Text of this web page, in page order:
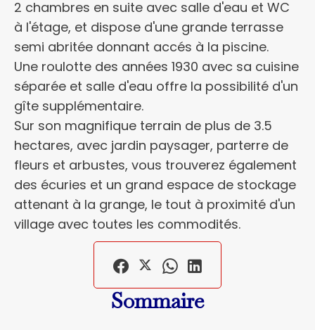
2 chambres en suite avec salle d'eau et WC
à l'étage, et dispose d'une grande terrasse
semi abritée donnant accés à la piscine.
Une roulotte des années 1930 avec sa cuisine
séparée et salle d'eau offre la possibilité d'un
gîte supplémentaire.
Sur son magnifique terrain de plus de 3.5
hectares, avec jardin paysager, parterre de
fleurs et arbustes, vous trouverez également
des écuries et un grand espace de stockage
attenant à la grange, le tout à proximité d'un
village avec toutes les commodités.
Sommaire